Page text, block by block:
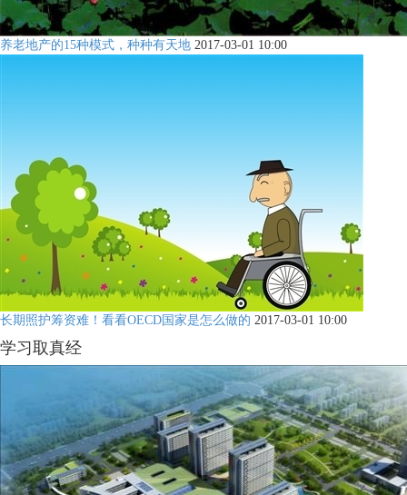
养老地产的15种模式，种种有天地 2017-03-01 10:00
长期照护筹资难！看看OECD国家是怎么做的 2017-03-01 10:00
学习取真经